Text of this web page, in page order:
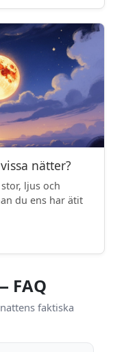
nätter?
ljus och
du ens har ätit
FAQ
faktiska